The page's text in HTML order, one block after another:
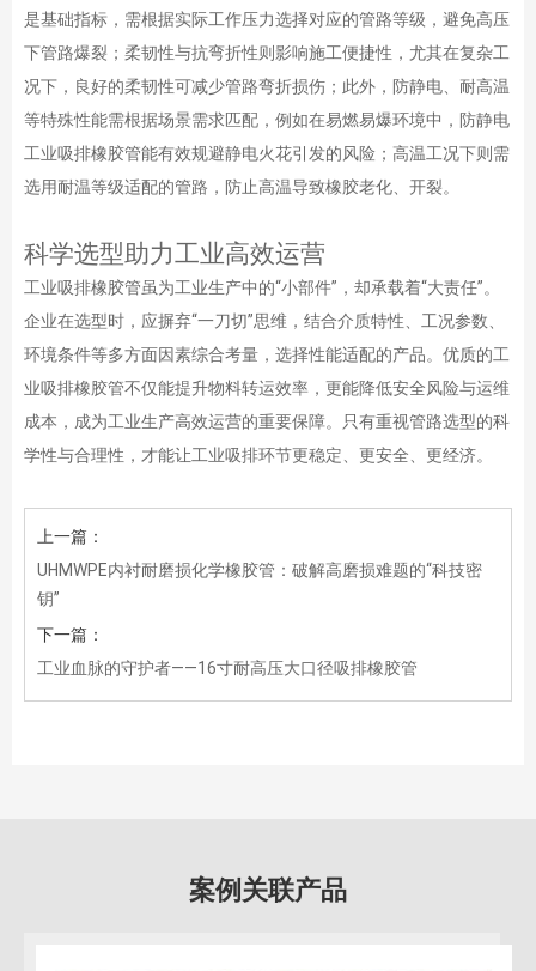
是基础指标，需根据实际工作压力选择对应的管路等级，避免高压
下管路爆裂；柔韧性与抗弯折性则影响施工便捷性，尤其在复杂工
况下，良好的柔韧性可减少管路弯折损伤；此外，防静电、耐高温
等特殊性能需根据场景需求匹配，例如在易燃易爆环境中，防静电
工业吸排橡胶管能有效规避静电火花引发的风险；高温工况下则需
选用耐温等级适配的管路，防止高温导致橡胶老化、开裂。
科学选型助力工业高效运营
工业吸排橡胶管虽为工业生产中的“小部件”，却承载着“大责任”。
企业在选型时，应摒弃“一刀切”思维，结合介质特性、工况参数、
环境条件等多方面因素综合考量，选择性能适配的产品。优质的工
业吸排橡胶管不仅能提升物料转运效率，更能降低安全风险与运维
成本，成为工业生产高效运营的重要保障。只有重视管路选型的科
学性与合理性，才能让工业吸排环节更稳定、更安全、更经济。
上一篇：
UHMWPE内衬耐磨损化学橡胶管：破解高磨损难题的“科技密
钥”
下一篇：
工业血脉的守护者——16寸耐高压大口径吸排橡胶管
案例关联产品